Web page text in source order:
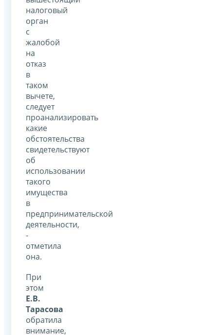
налоговый
орган
с
жалобой
на
отказ
в
таком
вычете,
следует
проанализировать
какие
обстоятельства
свидетельствуют
об
использовании
такого
имущества
в
предпринимательской
деятельности,
-
отметила
она.
При
этом
Е.В.
Тарасова
обратила
внимание,